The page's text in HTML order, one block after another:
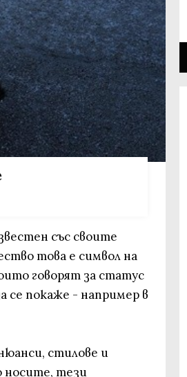
със своите
това е символ на
говорят за статус
се покаже - например в
стилове и
носите, тези